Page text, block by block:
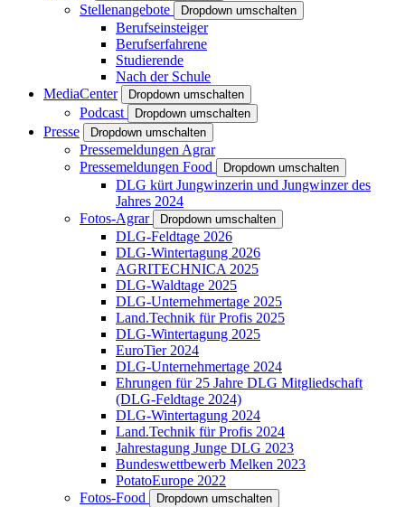
Stellenangebote Dropdown umschalten
Berufseinsteiger
Berufserfahrene
Studierende
Nach der Schule
MediaCenter
Dropdown umschalten
Podcast Dropdown umschalten
Presse Dropdown umschalten
Pressemeldungen Agrar
Pressemeldungen Food
Dropdown umschalten
DLG kürt Jungwinzerin und Jungwinzer des
Jahres 2024
Fotos-Agrar
Dropdown umschalten
DLG-Feldtage 2026
DLG-Wintertagung 2026
AGRITECHNICA 2025
DLG-Waldtage 2025
DLG-Unternehmertage 2025
Land.Technik für Profis 2025
DLG-Wintertagung 2025
EuroTier 2024
DLG-Unternehmertage 2024
Ehrungen für 25 Jahre DLG Mitgliedschaft
(DLG-Feldtage 2024)
DLG-Wintertagung 2024
Land.Technik für Profis 2024
Jahrestagung Junge DLG 2023
Bundeswettbewerb Melken 2023
PotatoEurope 2022
Fotos-Food
Dropdown umschalten